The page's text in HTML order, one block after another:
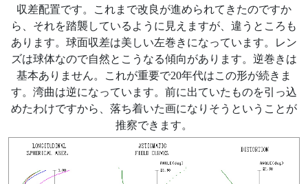
収差配置です。これまで改良が進められてきたのですか
ら、それを踏襲しているように見えますが、違うところも
あります。球面収差は美しい左巻きになっています。レン
ズは球体なので自然とこうなる傾向があります。逆巻きは
基本ありません。これが重要で20年代はこの形が続きま
す。湾曲は逆になっています。前に出ていたものを引っ込
めたわけですから、落ち着いた画になりそうということが
推察できます。